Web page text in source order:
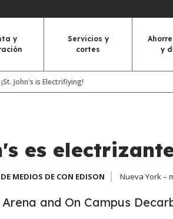
y
Servicios y
cortes
y
¡St. John's is Electrifiying!
es
MEDIOS DE CON EDISON Nueva York –
and On Campus